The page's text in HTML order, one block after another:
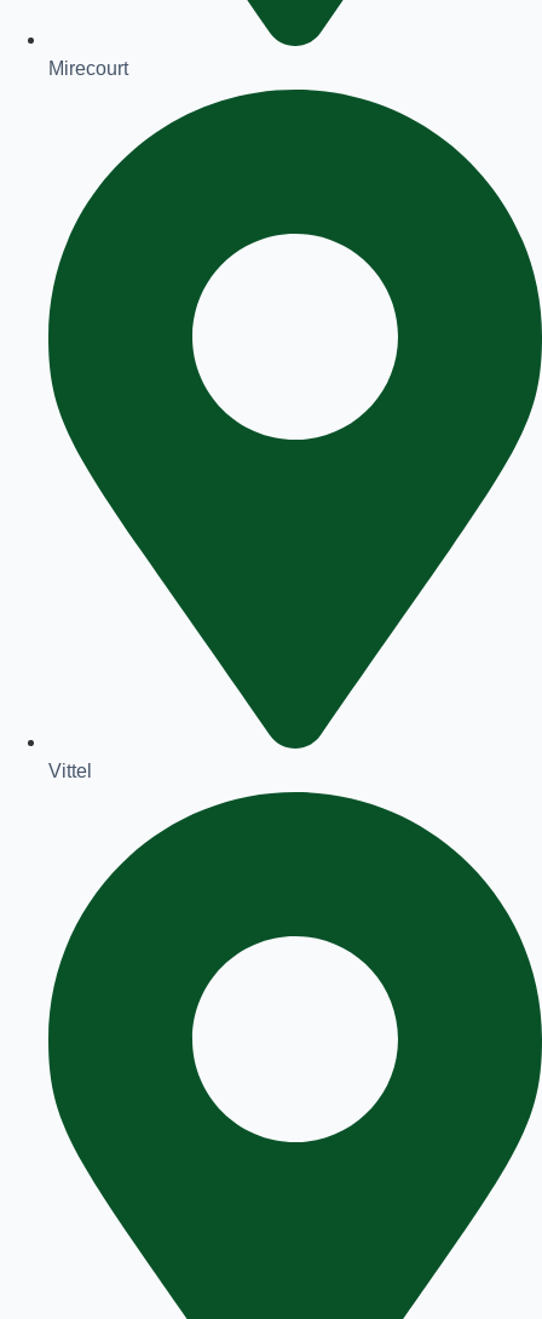
Mirecourt
Vittel